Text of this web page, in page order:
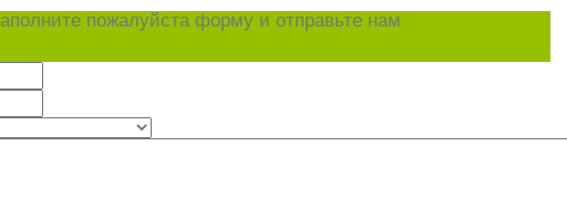
пожалуйста форму и отправьте нам